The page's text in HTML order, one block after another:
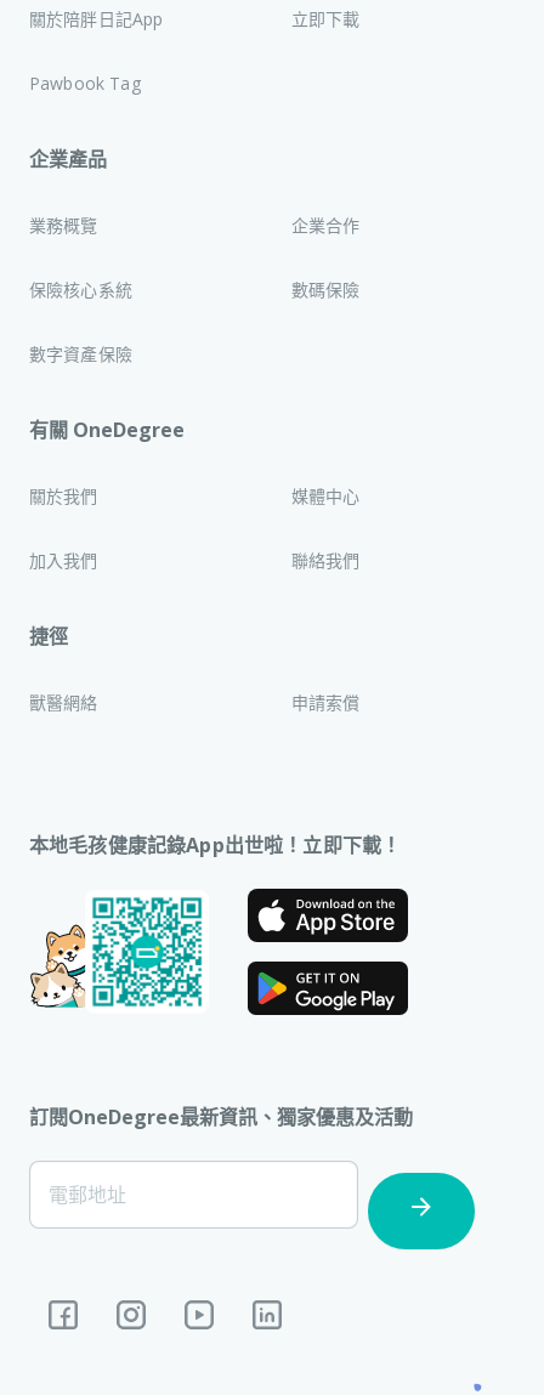
關於陪胖日記App 立即下載
Pawbook Tag
企業產品
業務概覽 企業合作
保險核心系統 數碼保險
數字資產保險
有關 OneDegree
關於我們 媒體中心
加入我們 聯絡我們
捷徑
獸醫網絡 申請索償
本地毛孩健康記錄App出世啦！立即下載！
訂閱OneDegree最新資訊、獨家優惠及活動
[Footer]
Subscription
電郵地址